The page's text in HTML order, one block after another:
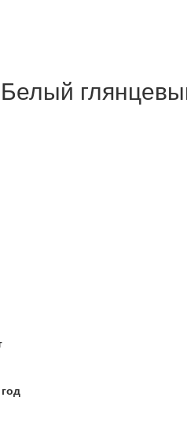
Белый